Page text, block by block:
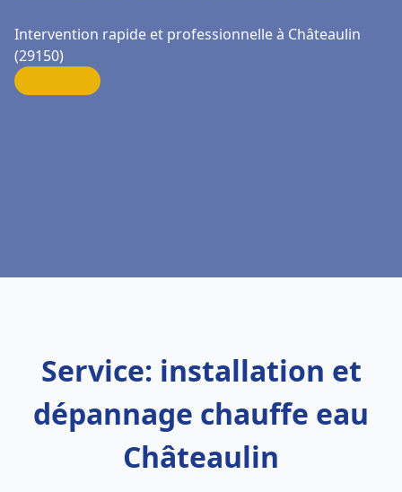
Intervention rapide et professionnelle à Châteaulin
(29150)
Service: installation et
dépannage chauffe eau
Châteaulin